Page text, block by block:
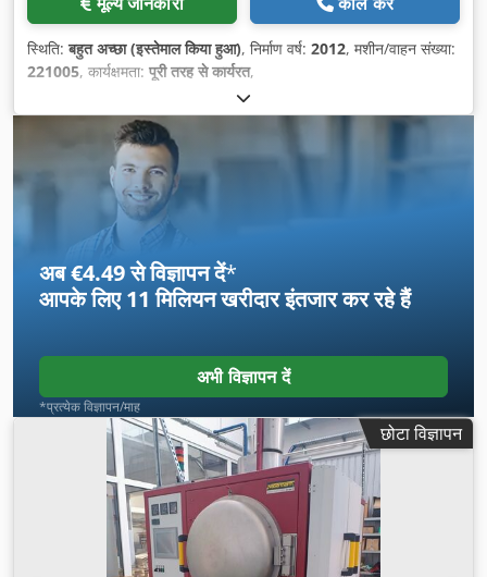
स्थिति:बहुत अच्छा (इस्तेमाल किया हुआ), निर्माण वर्ष: 2012, मशीन/वाहन संख्या:
221005, कार्यक्षमता: पूरी तरह से कार्यरत,
अब €4.49 से विज्ञापन दें*
आपके लिए11 मिलियन खरीदारइंतजार कर रहे हैं
अभी विज्ञापन दें
*प्रत्येक विज्ञापन/माह
छोटा विज्ञापन